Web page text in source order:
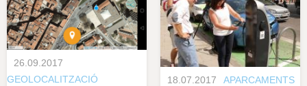
26.09.2017
GEOLOCALITZACIÓ
18.07.2017 APARCAMENTS